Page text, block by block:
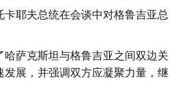
耶夫总统在会谈中对格鲁吉亚总
萨克斯坦与格鲁吉亚之间双边关
发展，并强调双方应凝聚力量，继